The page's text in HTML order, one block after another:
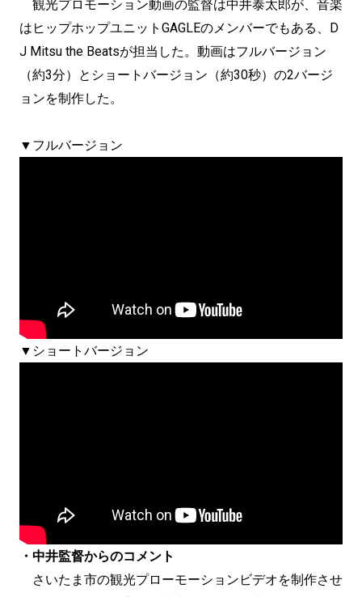
観光プロモーション動画の監督は中井泰太郎が、音楽
はヒップホップユニットGAGLEのメンバーでもある、D
J Mitsu the Beatsが担当した。動画はフルバージョン
（約3分）とショートバージョン（約30秒）の2バージ
ョンを制作した。
▼フルバージョン
▼ショートバージョン
・中井監督からのコメント
さいたま市の観光プローモーションビデオを制作させ